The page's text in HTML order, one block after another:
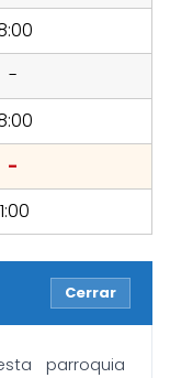
-
-
Cerrar
parroquia